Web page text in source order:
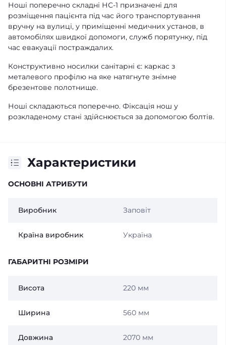
Ноші поперечно складні НС-1 призначені для
розміщення пацієнта під час його транспортування
вручну на вулиці, у приміщенні медичних установ, в
автомобілях швидкої допомоги, служб порятунку, під
час евакуації постраждалих.
Конструктивно носилки санітарні є: каркас з
металевого профілю на яке натягнуте знімне
брезентове полотнище.
Ноші складаються поперечно. Фіксація нош у
розкладеному стані здійснюється за допомогою болтів.
Характеристики
ОСНОВНІ АТРИБУТИ
Виробник Заповіт
Країна виробник Україна
ГАБАРИТНІ РОЗМІРИ
Висота 220 мм
Ширина 560 мм
Довжина 2070 мм